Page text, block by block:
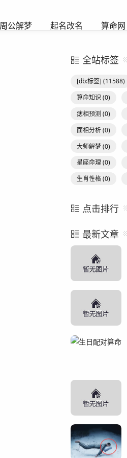
周公解梦 起名改名 算命网
全站标签
[db:标签] (11588)
算命知识 (0)
痣相预测 (0)
面相分析(0)
大师解梦(0)
星座命理(0)
生肖性格(0)
点击排行
最新文章